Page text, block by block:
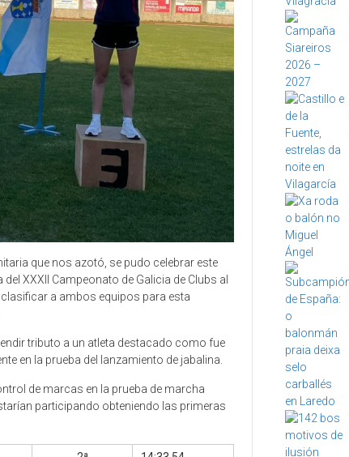
que nos azotó, se pudo celebrar este
XXXII Campeonato de Galicia de Clubs al
a ambos equipos para esta
tributo a un atleta destacado como fue
en la prueba del lanzamiento de jabalina.
de marcas en la prueba de marcha
participando obteniendo las primeras